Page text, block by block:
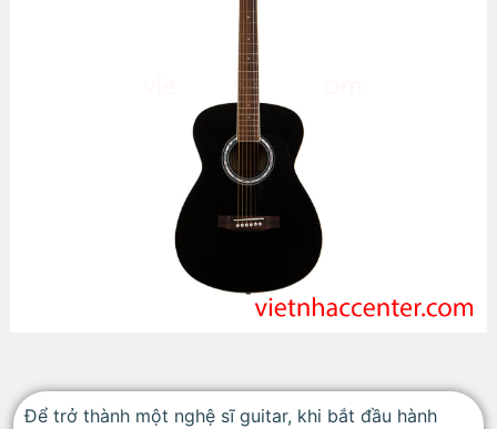
Để trở thành một nghệ sĩ guitar, khi bắt đầu hành